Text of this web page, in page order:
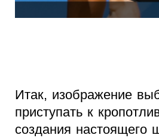
Итак, изображение
приступать к
создания настоящего